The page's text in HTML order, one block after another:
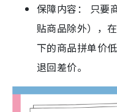
保障内容： 只
贴商品除外），
下的商品拼单价
退回差价。